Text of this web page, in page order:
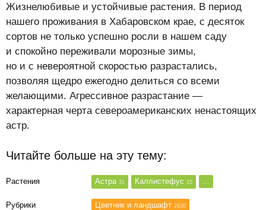
Жизнелюбивые и устойчивые растения. В период
нашего проживания в Хабаровском крае, с десяток
сортов не только успешно росли в нашем саду
и спокойно переживали морозные зимы,
но и с невероятной скоростью разрастались,
позволяя щедро ежегодно делиться со всеми
желающими. Агрессивное разрастание —
характерная черта североамериканских ненастоящих
астр.
Читайте больше на эту тему:
Растения Астра 31 Каллистефус 15
Рубрики Цветник и ландшафт 2630